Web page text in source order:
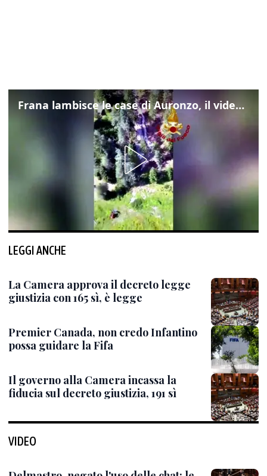
Frana lambisce le case di Auronzo, il video dall'elicottero dei vigili del fuoco
LEGGI ANCHE
La Camera approva il decreto legge
giustizia con 165 sì, è legge
Premier Canada, non credo Infantino
possa guidare la Fifa
Il governo alla Camera incassa la
fiducia sul decreto giustizia, 191 sì
VIDEO